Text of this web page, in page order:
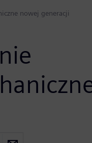
nowej generacji